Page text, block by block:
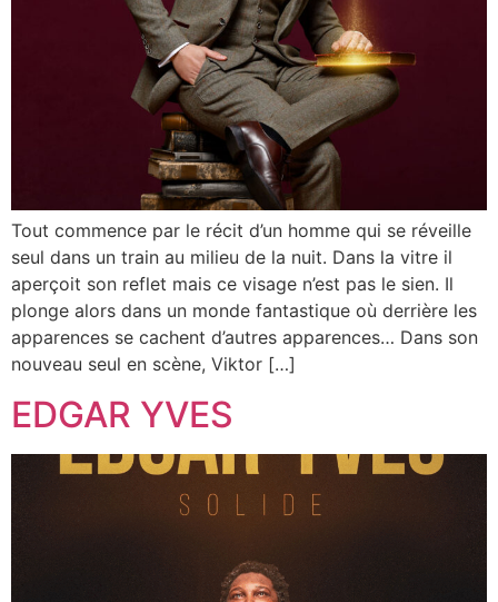
Tout commence par le récit d’un homme qui se réveille
seul dans un train au milieu de la nuit. Dans la vitre il
aperçoit son reflet mais ce visage n’est pas le sien. Il
plonge alors dans un monde fantastique où derrière les
apparences se cachent d’autres apparences… Dans son
nouveau seul en scène, Viktor […]
EDGAR YVES